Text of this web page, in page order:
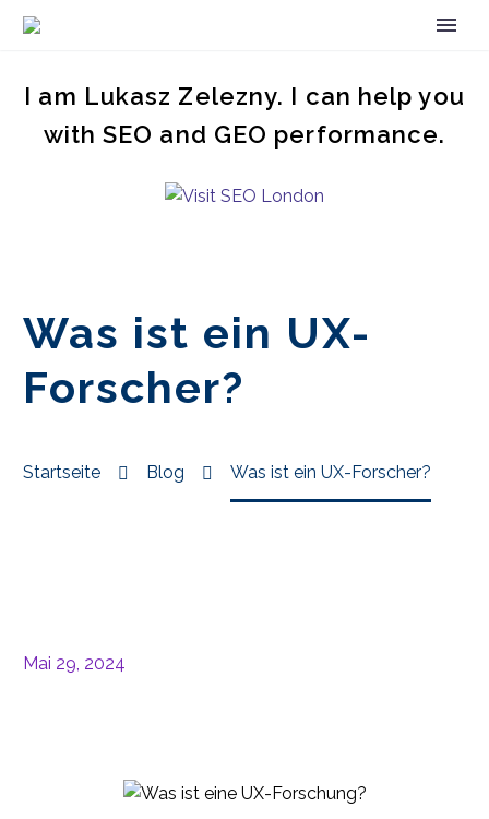
I am Lukasz Zelezny. I can help you
with SEO and GEO performance.
Was ist ein UX-
Forscher?
Startseite Blog Was ist ein UX-Forscher?
Mai 29, 2024